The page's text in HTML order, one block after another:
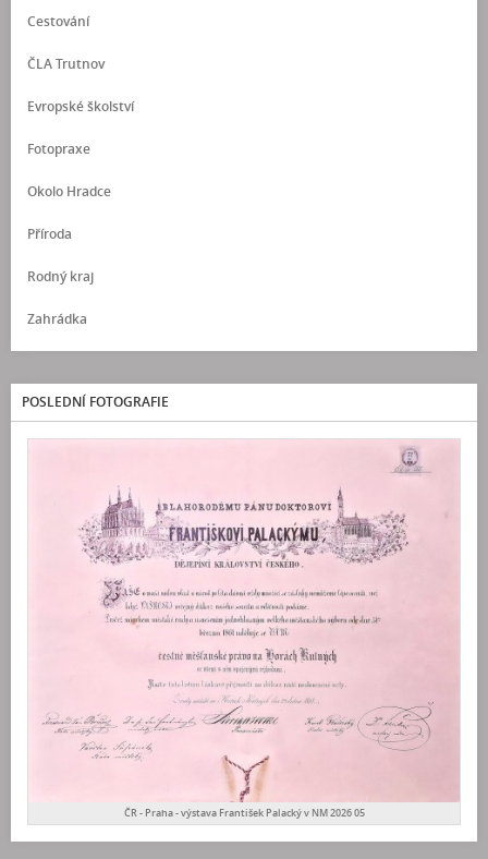
Cestování
ČLA Trutnov
Evropské školství
Fotopraxe
Okolo Hradce
Příroda
Rodný kraj
Zahrádka
POSLEDNÍ FOTOGRAFIE
ČR - Praha - výstava František Palacký v NM 2026 05